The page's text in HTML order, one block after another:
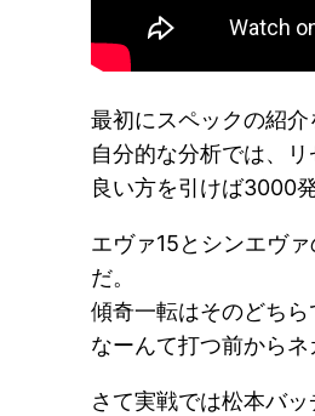
最初にスペックの紹
自分的な分析では、
良い方を引けば3000
エヴァ15とシンエヴ
だ。
傾奇一転はそのどちら
なーんて打つ前から
さて実戦では松本バ